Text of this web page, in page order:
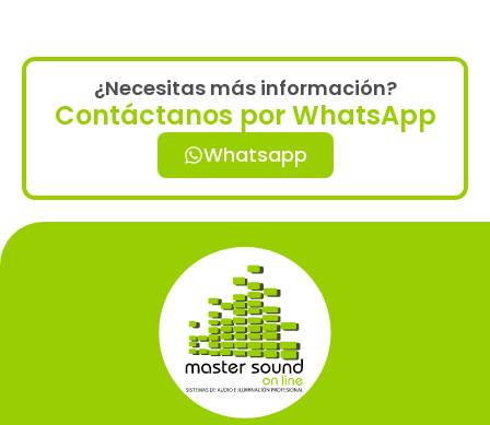
¿Necesitas más información?
Contáctanos por WhatsApp
Whatsapp